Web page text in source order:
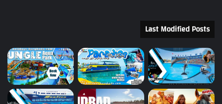
Last Modified Posts